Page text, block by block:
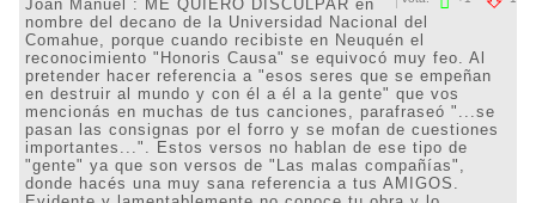
Joan Manuel : ME QUIERO DISCULPAR en
nombre del decano de la Universidad Nacional del
Comahue, porque cuando recibiste en Neuquén el
reconocimiento "Honoris Causa" se equivocó muy feo. Al
pretender hacer referencia a "esos seres que se empeñan
en destruir al mundo y con él a él a la gente" que vos
mencionás en muchas de tus canciones, parafraseó "...se
pasan las consignas por el forro y se mofan de cuestiones
importantes...". Estos versos no hablan de ese tipo de
"gente" ya que son versos de "Las malas compañías",
donde hacés una muy sana referencia a tus AMIGOS.